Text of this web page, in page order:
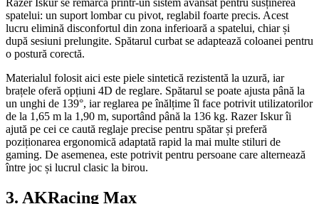
Razer Iskur se remarcă printr-un sistem avansat pentru susținerea
spatelui: un suport lombar cu pivot, reglabil foarte precis. Acest
lucru elimină disconfortul din zona inferioară a spatelui, chiar și
după sesiuni prelungite. Spătarul curbat se adaptează coloanei pentru
o postură corectă.
Materialul folosit aici este piele sintetică rezistentă la uzură, iar
brațele oferă opțiuni 4D de reglare. Spătarul se poate ajusta până la
un unghi de 139°, iar reglarea pe înălțime îl face potrivit utilizatorilor
de la 1,65 m la 1,90 m, suportând până la 136 kg. Razer Iskur îi
ajută pe cei ce caută reglaje precise pentru spătar și preferă
poziționarea ergonomică adaptată rapid la mai multe stiluri de
gaming. De asemenea, este potrivit pentru persoane care alternează
între joc și lucrul clasic la birou.
3. AKRacing Max